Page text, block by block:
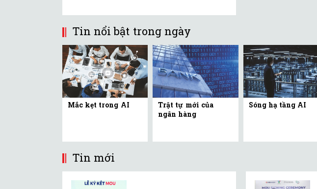
Tin nổi bật trong ngày
Mắc kẹt trong AI
Trật tự mới của
ngân hàng
Sóng hạ tầng AI
Tin mới